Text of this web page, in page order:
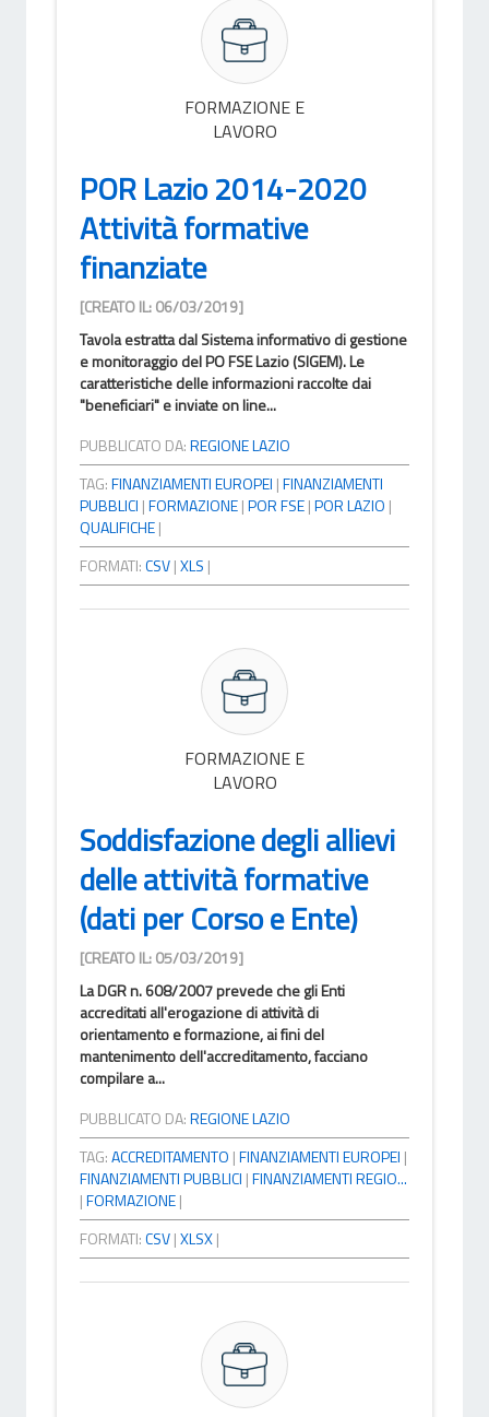
FORMAZIONE E
LAVORO
POR Lazio 2014-2020
Attività formative
finanziate
[CREATO IL: 06/03/2019]
Tavola estratta dal Sistema informativo di gestione
e monitoraggio del PO FSE Lazio (SIGEM). Le
caratteristiche delle informazioni raccolte dai
"beneficiari" e inviate on line...
PUBBLICATO DA:REGIONE LAZIO
TAG:FINANZIAMENTI EUROPEI |FINANZIAMENTI
PUBBLICI |FORMAZIONE|POR FSE|POR LAZIO |
QUALIFICHE|
FORMATI:CSV|XLS |
FORMAZIONE E
LAVORO
Soddisfazione degli allievi
delle attività formative
(dati per Corso e Ente)
[CREATO IL: 05/03/2019]
La DGR n. 608/2007 prevede che gli Enti
accreditati all'erogazione di attività di
orientamento e formazione, ai fini del
mantenimento dell'accreditamento, facciano
compilare a...
PUBBLICATO DA:REGIONE LAZIO
TAG:ACCREDITAMENTO |FINANZIAMENTI EUROPEI |
FINANZIAMENTI PUBBLICI |FINANZIAMENTI REGIO...
|FORMAZIONE|
FORMATI:CSV|XLSX|